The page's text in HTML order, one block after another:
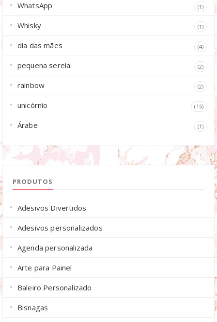
WhatsApp (1)
Whisky (1)
dia das mães (4)
pequena sereia (2)
rainbow (2)
unicórnio (15)
Árabe (1)
PRODUTOS
Adesivos Divertidos
Adesivos personalizados
Agenda personalizada
Arte para Painel
Baleiro Personalizado
Bisnagas